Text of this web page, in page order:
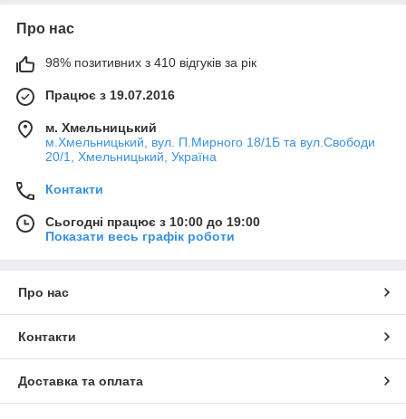
Про нас
98% позитивних з 410 відгуків за рік
Працює з 19.07.2016
м. Хмельницький
м.Хмельницький, вул. П.Мирного 18/1Б та вул.Свободи
20/1, Хмельницький, Україна
Контакти
Сьогодні працює з 10:00 до 19:00
Показати весь графік роботи
Про нас
Контакти
Доставка та оплата